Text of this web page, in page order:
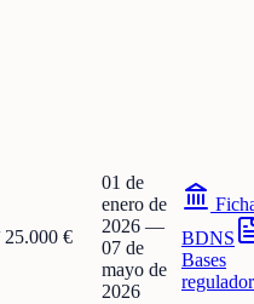
25.000 €
01 de
enero de
2026 —
07 de
mayo de
2026
BDNS
Bases